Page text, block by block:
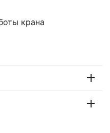
крана